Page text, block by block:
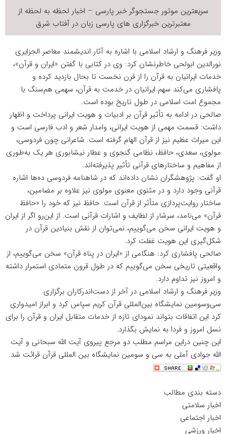
سریعترین موتور جستجوگرخبر پارسی – اخبار لحظه به لحظه از
معتبرترین خبرگزاری های پارسی زبان درآفتاب شرق
وزیر فرهنگ و ارشاد اسلامی با اشاره به آثار اندیشمند معاصر الجزایری
نورالدین ابولحی خاطرنشان کرد: وی در کتابی با گفتن «ایران و قرآن»،
خدمات ایرانیان به قرآن را از قرن نخست تا بحال بازدید کرده و
پافشاری می‌کند سهم ایرانیان در خدمت به قرآن، سهمی هم‌سنگ با
مجموع امت اسلامی در طول تاریخ بوده است.
صالحی در ادامه به تأثیر قرآن بر ادبیات و هویت ایرانی پرداخت و اظهار
داشت: قسمت مهمی از هویت ایرانی، وامدار شعر و ادب فارسی است و
این میراث عظیم نیز از قرآن الهام گرفته است. شاعرانی چون فردوسی،
مولوی، سعدی، حافظ، نظامی گنجوی و عطار نیشابوری هر یک به‌طوری
از مفاهیم و ساختارهای قرآنی تأثیر پذیرفته‌اند.
او گفت: پژوهشگران نشان داده‌اند که در شاهنامه فردوسی ده‌ها اشاره
قرآنی وجود دارد و در مثنوی معنوی مولوی نیز علاوه بر مضامین،
ساختار روایت‌پردازی متأثر از قرآن است. حافظ نیز که خود را «حافظ
قرآن» می‌نامد، سرشار از لطایف و اشارات قرآنی است. از این‌رو اگر از ایران
و هویت ایرانی سخن می‌گوییم، نمی‌توان از نقش بنیادین قرآن در
شکل‌گیری این هویت غفلت کرد.
صالحی پافشاری کرد: هنگامی از «ایران در پناه قرآن» سخن می‌گوییم، از
واقعیتی تاریخی سخن می‌گوییم که در طول قرون متمادی استمرار داشته
و امروز نیز تداوم دارد.
وزیر فرهنگ و ارشاد اسلامی در آخر از دست‌اندرکاران برگزاری
سی‌وسومین نمایشگاه بین‌المللی قرآن کریم سپاس کرد و ابراز امیدواری
کرد این اتفاقات بتواند نمود‌ای تازه از خدمات متقابل ایران و قرآن را برای
نسل امروز و فردا به نمایش بگذارد.
این چنین دراین مراسم مطلب دو مرجع پیروی آیت الله سبحانی و آیت
الله جوادی آملی به سی و سومین نمایشگاه بین المللی قرآن قرائت شد.
دسته بندی مطالب
اخبار سلامتی
اخبار اجتماعی
اخبار ورزشی